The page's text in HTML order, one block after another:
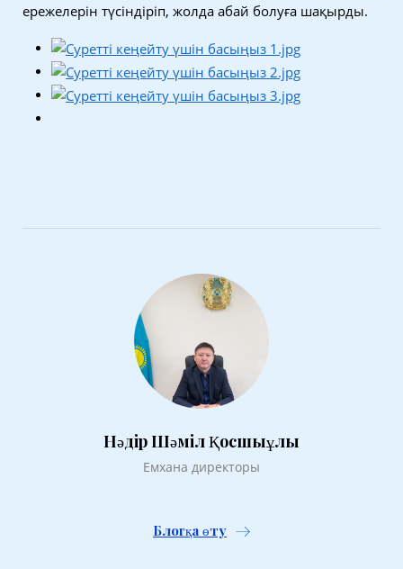
ережелерін түсіндіріп, жолда абай болуға шақырды.
Нәдір Шәміл Қосшыұлы
Емхана директоры
Блогқа өту